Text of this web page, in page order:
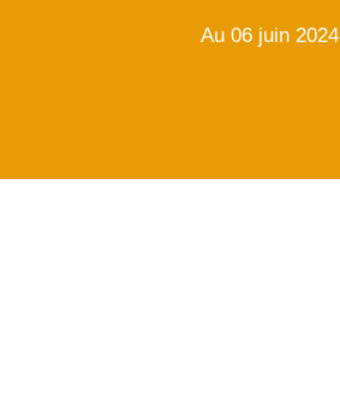
Au 06 juin 2024